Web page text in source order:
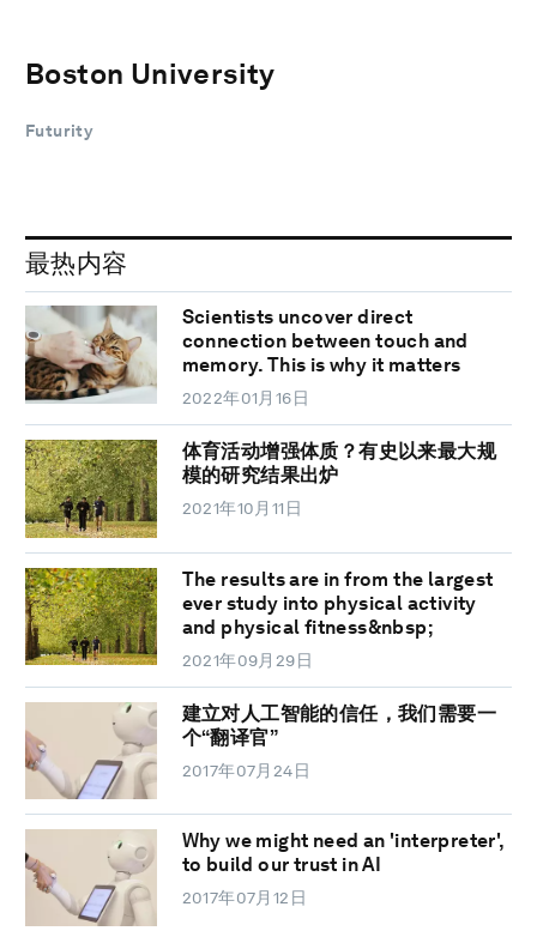
Boston University
Futurity
最热内容
Scientists uncover direct
connection between touch and
memory. This is why it matters
2022年01月16日
体育活动增强体质？有史以来最大规
模的研究结果出炉
2021年10月11日
The results are in from the largest
ever study into physical activity
and physical fitness&nbsp;
2021年09月29日
建立对人工智能的信任，我们需要一
个“翻译官”
2017年07月24日
Why we might need an 'interpreter',
to build our trust in AI
2017年07月12日